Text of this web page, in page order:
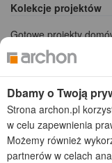
Kolekcje projektów
Gotowe projekty
Projekty domów tanich
Projekty domów
Projekty małych
Projekty domów
Projekty domów
Projekty domów
Projekty domów
Dbamy o Twoją
Strona archon.pl
w celu zapewnienia
Możemy również
partnerów w celach